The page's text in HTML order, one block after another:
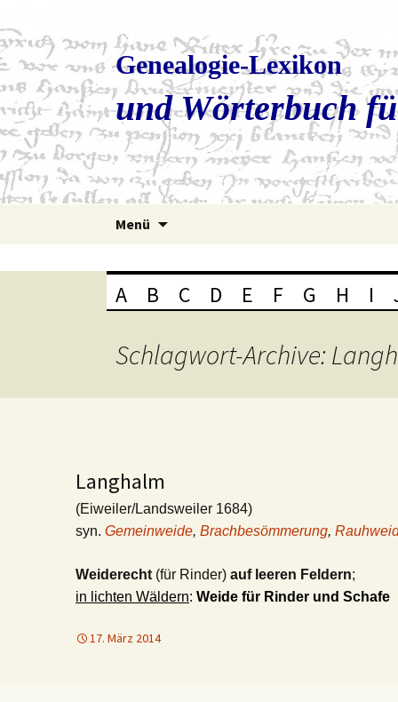
Genealogie-Lexikon
und Wörterbuch
Menü
A B C D E F G H I
Schlagwort-Archive:
Langhalm
(Eiweiler/Landsweiler 1684)
syn. Gemeinweide, Brachbesömmerung,
Weiderecht (für Rinder) auf leeren Feldern;
in lichten Wäldern: Weide für Rinder und Schafe
17. März 2014